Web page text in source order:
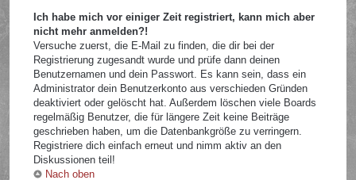
Ich habe mich vor einiger Zeit registriert, kann mich aber
nicht mehr anmelden?!
Versuche zuerst, die E-Mail zu finden, die dir bei der
Registrierung zugesandt wurde und prüfe dann deinen
Benutzernamen und dein Passwort. Es kann sein, dass ein
Administrator dein Benutzerkonto aus verschieden Gründen
deaktiviert oder gelöscht hat. Außerdem löschen viele Boards
regelmäßig Benutzer, die für längere Zeit keine Beiträge
geschrieben haben, um die Datenbankgröße zu verringern.
Registriere dich einfach erneut und nimm aktiv an den
Diskussionen teil!
Nach oben